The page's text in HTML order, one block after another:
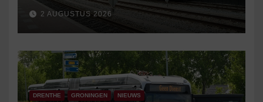
2 AUGUSTUS 2026
DRENTHE GRONINGEN NIEUWS